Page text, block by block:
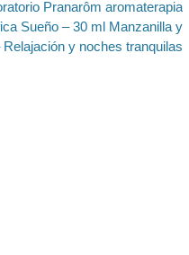
Pranarôm aromaterapia
Sueño – 30 ml Manzanilla y
Relajación y noches tranquilas